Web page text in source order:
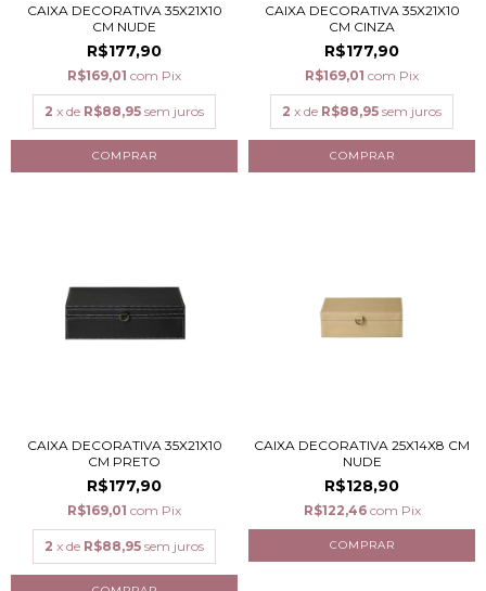
CAIXA DECORATIVA 35X21X10
CM NUDE
R$177,90
R$169,01 com Pix
2 x de R$88,95 sem juros
CAIXA DECORATIVA 35X21X10
CM CINZA
R$177,90
R$169,01 com Pix
2 x de R$88,95 sem juros
CAIXA DECORATIVA 35X21X10
CM PRETO
R$177,90
R$169,01 com Pix
2 x de R$88,95 sem juros
CAIXA DECORATIVA 25X14X8 CM
NUDE
R$128,90
R$122,46 com Pix